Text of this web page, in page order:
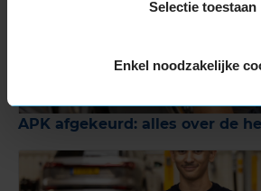
Selectie toestaan
Enkel noodzakelijke
APK afgekeurd: alles over de